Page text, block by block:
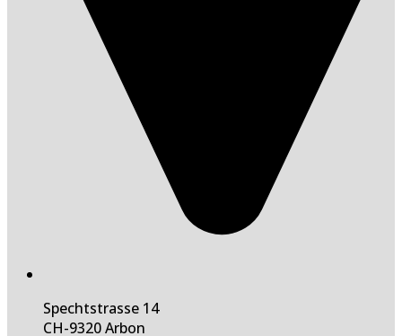
Spechtstrasse 14
CH-9320 Arbon